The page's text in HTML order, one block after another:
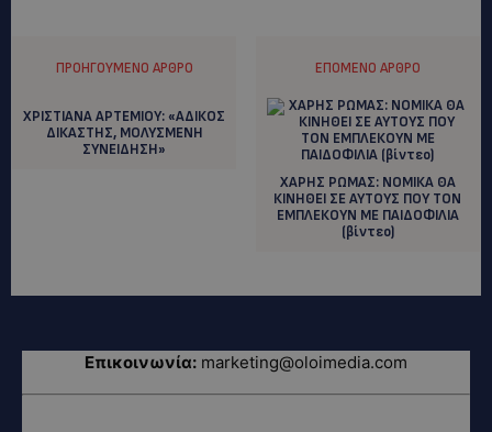
ΠΡΟΗΓΟΎΜΕΝΟ ΆΡΘΡΟ
ΧΡΙΣΤΙΑΝΑ ΑΡΤΕΜΙΟΥ: «ΑΔΙΚΟΣ
ΔΙΚΑΣΤΗΣ, ΜΟΛΥΣΜΕΝΗ
ΣΥΝΕΙΔΗΣΗ»
ΕΠΌΜΕΝΟ ΆΡΘΡΟ
XΑΡΗΣ ΡΩΜΑΣ: ΝΟΜΙΚΑ ΘΑ
ΚΙΝΗΘΕΙ ΣΕ ΑΥΤΟΥΣ ΠΟΥ ΤΟΝ
ΕΜΠΛΕΚΟΥΝ ΜΕ ΠΑΙΔΟΦΙΛΙΑ
(βίντεο)
Επικοινωνία: marketing@oloimedia.com